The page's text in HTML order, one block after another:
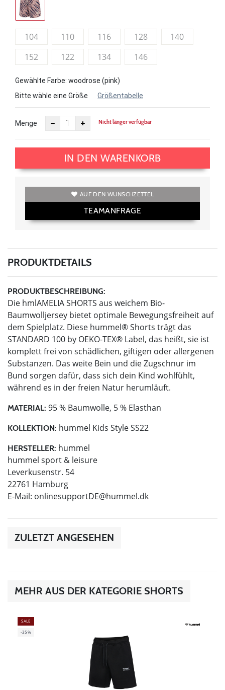
104 110 116 128
140
152
122 134 146
Gewählte Farbe: woodrose (pink)
Bitte wähle eine Größe
Größentabelle
Menge Nicht länger verfügbar
IN DEN WARENKORB
AUF DEN WUNSCHZETTEL
TEAMANFRAGE
PRODUKTDETAILS
PRODUKTBESCHREIBUNG:
Die hmlAMELIA SHORTS aus weichem Bio-
Baumwolljersey bietet optimale Bewegungsfreiheit auf
dem Spielplatz. Diese hummel® Shorts trägt das
STANDARD 100 by OEKO-TEX® Label, das heißt, sie ist
komplett frei von schädlichen, giftigen oder allergenen
Substanzen. Das weite Bein und die Zugschnur im
Bund sorgen dafür, dass sich dein Kind wohlfühlt,
während es in der freien Natur herumläuft.
MATERIAL: 95 % Baumwolle, 5 % Elasthan
KOLLEKTION: hummel Kids Style SS22
HERSTELLER: hummel
hummel sport & leisure
Leverkusenstr. 54
22761 Hamburg
E-Mail: onlinesupportDE@hummel.dk
ZULETZT ANGESEHEN
MEHR AUS DER KATEGORIE SHORTS
SALE
-35%